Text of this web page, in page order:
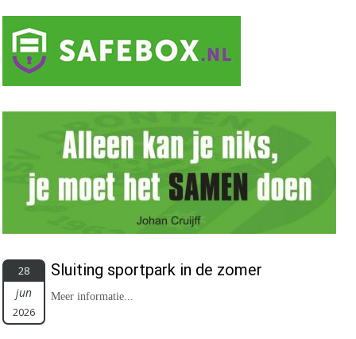
28
jun
2026
Sluiting sportpark in de zomer
Meer informatie...